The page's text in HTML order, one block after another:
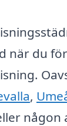
när du
,
någon